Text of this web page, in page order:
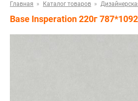
Главная Каталог товаров
Base Insperation 220г